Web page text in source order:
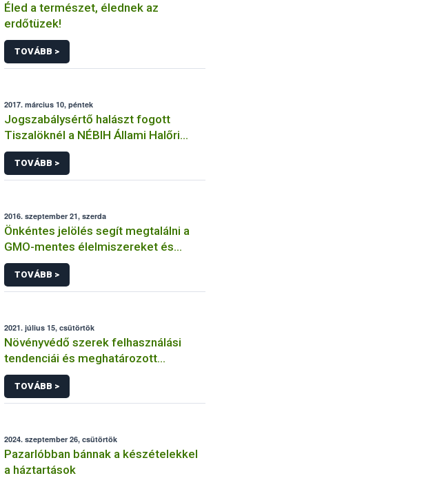
Éled a természet, élednek az
erdőtüzek!
TOVÁBB >
2017. március 10, péntek
Jogszabálysértő halászt fogott
Tiszalöknél a NÉBIH Állami Halőri
Szolgálata
TOVÁBB >
2016. szeptember 21, szerda
Önkéntes jelölés segít megtalálni a
GMO-mentes élelmiszereket és
takarmányokat
TOVÁBB >
2021. július 15, csütörtök
Növényvédő szerek felhasználási
tendenciái és meghatározott
prioritást élvező elemek a
fenntartható növényvédelem
érdekében
TOVÁBB >
2024. szeptember 26, csütörtök
Pazarlóbban bánnak a készételekkel
a háztartások